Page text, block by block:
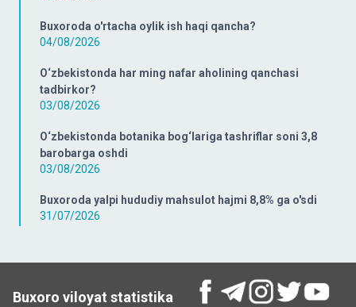
Buxoroda o'rtacha oylik ish haqi qancha?
04/08/2026
O‘zbekistonda har ming nafar aholining qanchasi
tadbirkor?
03/08/2026
O‘zbekistonda botanika bog‘lariga tashriflar soni 3,8
barobarga oshdi
03/08/2026
Buxoroda yalpi hududiy mahsulot hajmi 8,8% ga o'sdi
31/07/2026
Buxoro viloyat statistika